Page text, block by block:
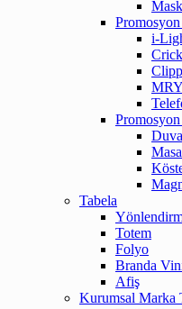
i-
Tabela
Totem
Folyo
Branda
Afiş
Kurumsal Marka